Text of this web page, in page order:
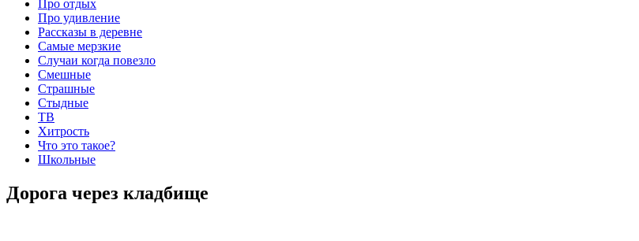
Про отдых
Про удивление
Рассказы в деревне
Самые мерзкие
Случаи когда повезло
Смешные
Страшные
Стыдные
ТВ
Хитрость
Что это такое?
Школьные
Дорога через кладбище